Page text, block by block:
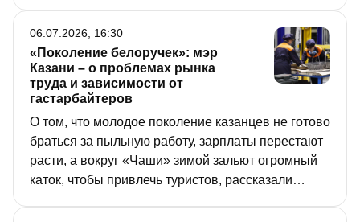
«Поколение белоручек»: мэр
Казани – о проблемах рынка
труда и зависимости от
гастарбайтеров
О том, что молодое поколение казанцев не готово
браться за пыльную работу, зарплаты перестают
расти, а вокруг «Чаши» зимой зальют огромный
каток, чтобы привлечь туристов, рассказали
06.07.2026, 16:30